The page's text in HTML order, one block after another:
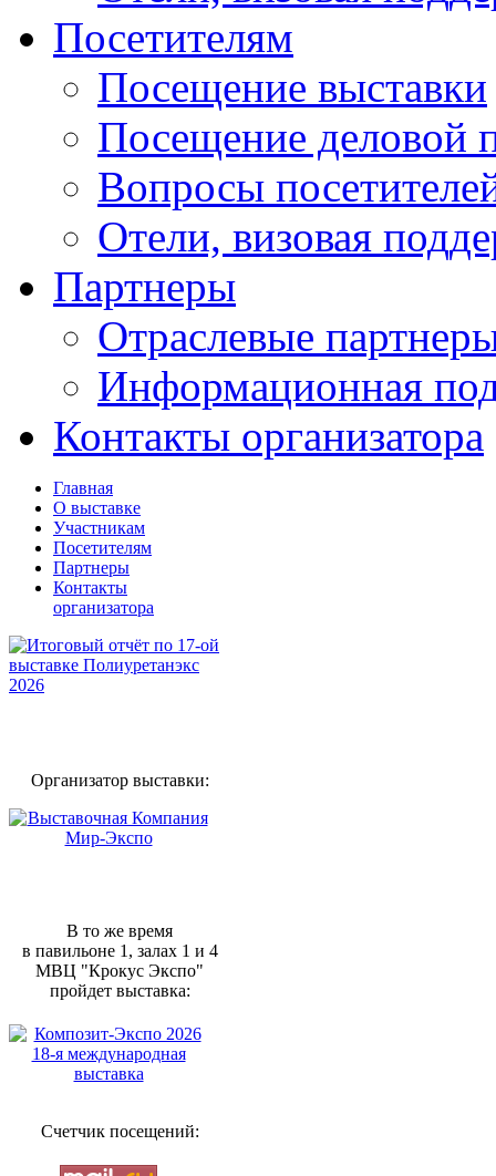
Посетителям
Посещение выставки
Посещение деловой
Вопросы
Отели, визовая
Партнеры
Отраслевые
Информационная
Контакты организатора
Главная
О выставке
Участникам
Посетителям
Партнеры
Контакты
организатора
Организатор выставки:
В то же время
в павильоне 1, залах 1 и 4
МВЦ "Крокус Экспо"
пройдет выставка:
Счетчик посещений: